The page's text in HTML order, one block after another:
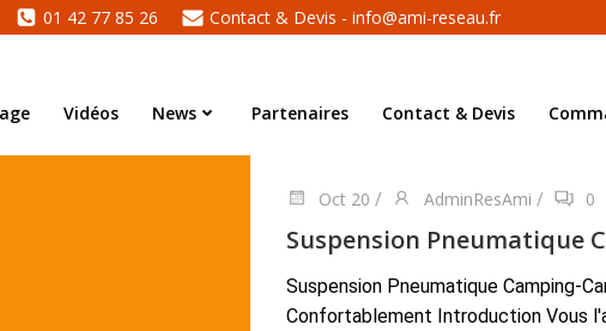
01 42 77 85 26 Contact & Devis - info@ami-reseau.fr
Vidéos News Partenaires Contact & Devis
Oct 20 / AdminResAmi / 0
Suspension Pneumatique
Suspension Pneumatique Camping-
Confortablement Introduction Vous